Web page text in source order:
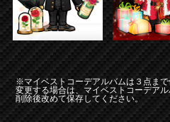
※マイベストコーデアルバムは３点まで
変更する場合は、マイベストコーデア
削除後改めて保存してください。